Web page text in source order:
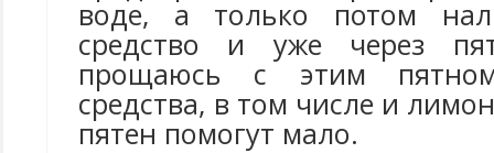
воде, а только потом
средство и уже через
прощаюсь с этим
средства, в том числе и
пятен помогут мало.